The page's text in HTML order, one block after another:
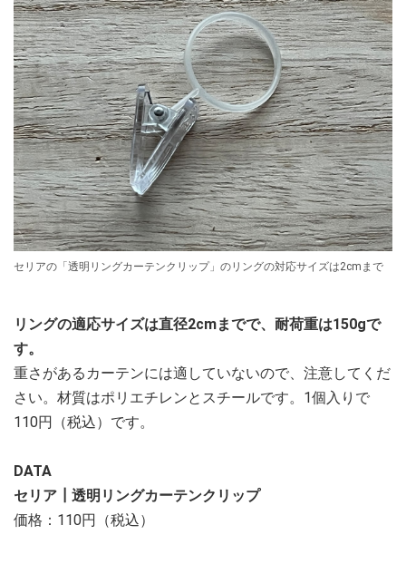
セリアの「透明リングカーテンクリップ」のリングの対応サイズは2cmまで
リングの適応サイズは直径2cmまでで、耐荷重は150gで
す。
重さがあるカーテンには適していないので、注意してくだ
さい。材質はポリエチレンとスチールです。1個入りで
110円（税込）です。
DATA
セリア┃透明リングカーテンクリップ
価格：110円（税込）